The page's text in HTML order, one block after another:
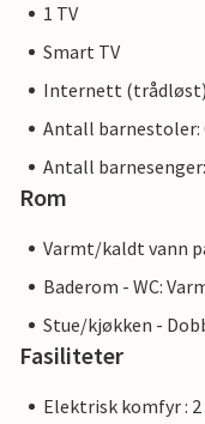
1 TV
Smart TV
Internett (trådløst)
Antall barnestoler:
Antall
Rom
Varmt/kaldt vann
Baderom - WC:
Stue/kjøkken -
Fasiliteter
Elektrisk komfyr :